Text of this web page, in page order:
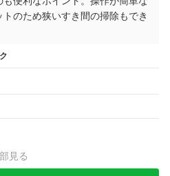
のため狭いすき間の掃除もでき
見る